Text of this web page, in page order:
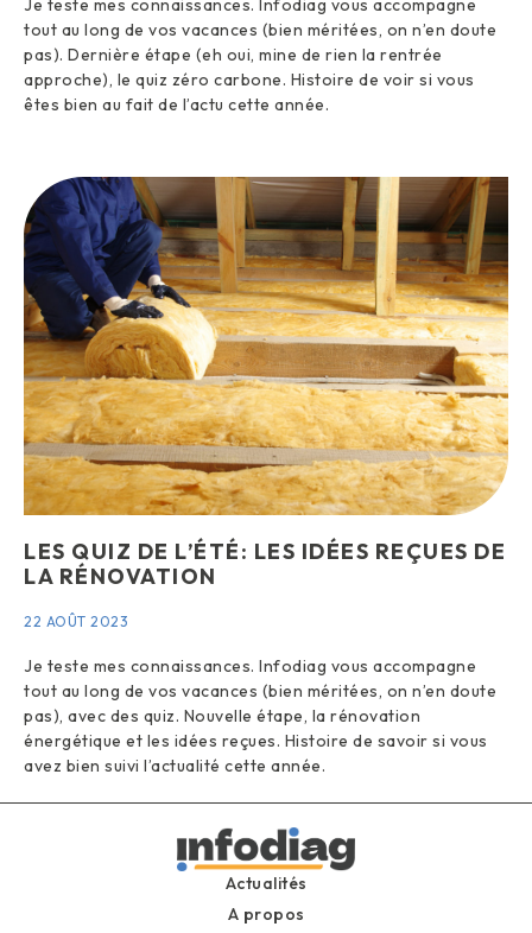
tout au long de vos vacances (bien méritées, on n’en doute
pas). Dernière étape (eh oui, mine de rien la rentrée
approche), le quiz zéro carbone. Histoire de voir si vous
êtes bien au fait de l’actu cette année.
LES QUIZ DE L’ÉTÉ: LES IDÉES REÇUES DE
LA RÉNOVATION
22 AOÛT 2023
Je teste mes connaissances. Infodiag vous accompagne
tout au long de vos vacances (bien méritées, on n’en doute
pas), avec des quiz. Nouvelle étape, la rénovation
énergétique et les idées reçues. Histoire de savoir si vous
avez bien suivi l’actualité cette année.
Actualités
A propos